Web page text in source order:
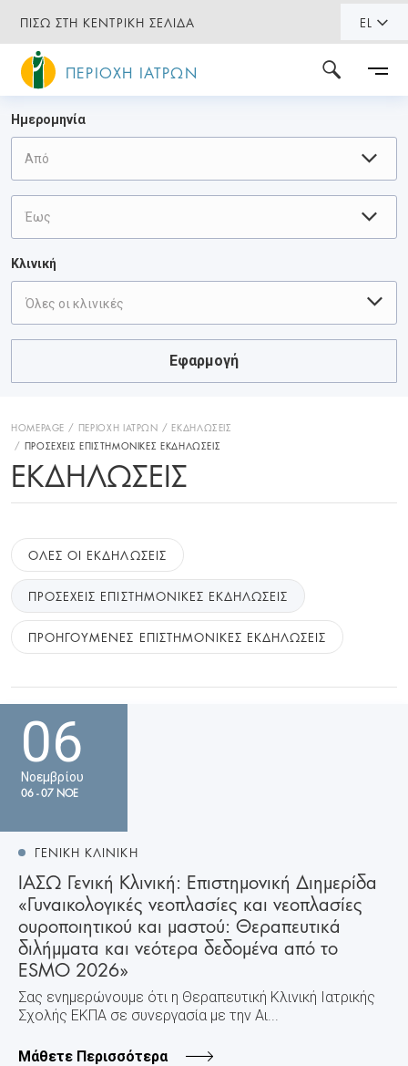
ΠΙΣΩ ΣΤΗ ΚΕΝΤΡΙΚΗ ΣΕΛΙΔΑ EL
ΠΕΡΙΟΧΗ ΙΑΤΡΩΝ
Ημερομηνία
Κλινική
Όλες οι κλινικές
Εφαρμογή
HOMEPAGE ΠΕΡΙΟΧΗ ΙΑΤΡΩΝ
ΕΚΔΗΛΩΣΕΙΣ
ΠΡΟΣΕΧΕΙΣ ΕΠΙΣΤΗΜΟΝΙΚΕΣ ΕΚΔΗΛΩΣΕΙΣ
ΕΚΔΗΛΏΣΕΙΣ
ΟΛΕΣ ΟΙ ΕΚΔΗΛΩΣΕΙΣ
ΠΡΟΣΕΧΕΙΣ ΕΠΙΣΤΗΜΟΝΙΚΕΣ ΕΚΔΗΛΩΣΕΙΣ
ΠΡΟΗΓΟΥΜΕΝΕΣ ΕΠΙΣΤΗΜΟΝΙΚΕΣ ΕΚΔΗΛΩΣΕΙΣ
06
Νοεμβρίου
06 - 07 ΝΟΕ
ΓΕΝΙΚΗ ΚΛΙΝΙΚΗ
ΙΑΣΩ Γενική Κλινική: Επιστημονική Διημερίδα
«Γυναικολογικές νεοπλασίες και νεοπλασίες
ουροποιητικού και μαστού: Θεραπευτικά
διλήμματα και νεότερα δεδομένα από το
ESMO 2026»
Σας ενημερώνουμε ότι η Θεραπευτική Κλινική Iατρικής
Σχολής ΕΚΠΑ σε συνεργασία με την Αι...
Μάθετε Περισσότερα